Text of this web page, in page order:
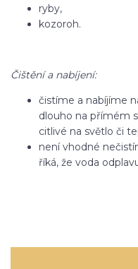
ryby,
kozoroh.
Čištění a nabíjení:
čistíme a nabíjíme
dlouho na přímém
citlivé na světlo či
není vhodné
říká, že voda